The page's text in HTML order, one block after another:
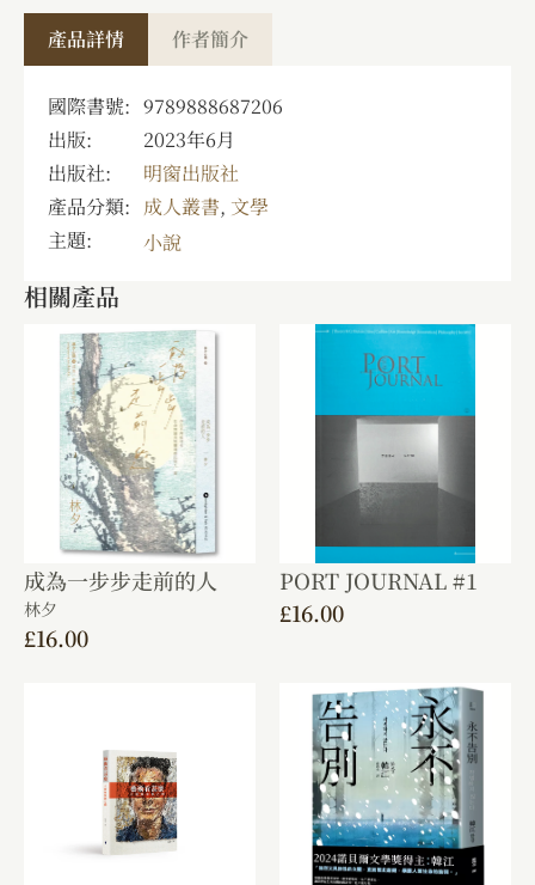
產品詳情 作者簡介
國際書號: 9789888687206
出版:
2023年6月
出版社:
明窗出版社
產品分類: 成人叢書, 文學
主題:
小說
相關產品
成為一步步走前的人
林夕
£16.00
PORT JOURNAL #1
£16.00